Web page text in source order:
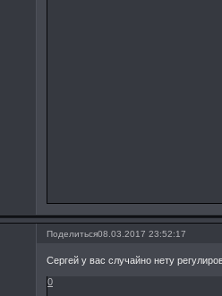
Поделиться08.03.2017 23:52:17
Сергей у вас случайно нету
0